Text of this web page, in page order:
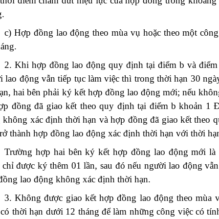
c) Hợp đồng lao động theo mùa vụ hoặc theo một
2. Khi hợp đồng lao động quy định tại điểm b và
lao động vẫn tiếp tục làm việc thì trong thời hạn 30
hai bên phải ký kết hợp đồng lao động mới; nếu
đồng đã giao kết theo quy định tại điểm b khoản 1
không xác định thời hạn và hợp đồng đã giao kết theo
thành hợp đồng lao động xác định thời hạn với thời
Trường hợp hai bên ký kết hợp đồng lao động mới
chỉ được ký thêm 01 lần, sau đó nếu người lao động
lao động không xác định thời hạn.
3. Không được giao kết hợp đồng lao động theo mùa
thời hạn dưới 12 tháng để làm những công việc có